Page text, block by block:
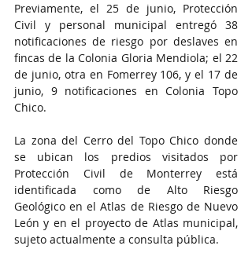
Previamente, el 25 de junio, Protección
Civil y personal municipal entregó 38
notificaciones de riesgo por deslaves en
fincas de la Colonia Gloria Mendiola; el 22
de junio, otra en Fomerrey 106, y el 17 de
junio, 9 notificaciones en Colonia Topo
Chico.
La zona del Cerro del Topo Chico donde
se ubican los predios visitados por
Protección Civil de Monterrey está
identificada como de Alto Riesgo
Geológico en el Atlas de Riesgo de Nuevo
León y en el proyecto de Atlas municipal,
sujeto actualmente a consulta pública.